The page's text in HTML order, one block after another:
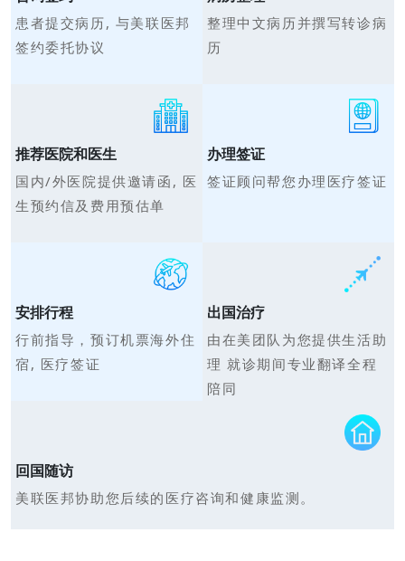
患者提交病历, 与美联医邦
签约委托协议
整理中文病历并撰写转诊病
历
推荐医院和医生
国内/外医院提供邀请函, 医
生预约信及费用预估单
办理签证
签证顾问帮您办理医疗签证
安排行程
行前指导，预订机票海外住
宿, 医疗签证
出国治疗
由在美团队为您提供生活助
理 就诊期间专业翻译全程
陪同
回国随访
美联医邦协助您后续的医疗咨询和健康监测。